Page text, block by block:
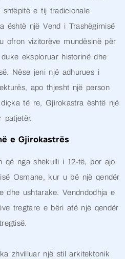
shtëpitë e tij tradicionale
është një Vend i Trashëgimisë
ofron vizitorëve mundësinë për
eksploruar historinë dhe
Nëse jeni një adhurues i
apo thjesht një person
të re, Gjirokastra është një
patjetër.
e Gjirokastrës
që nga shekulli i 12-të, por ajo
Osmane, kur u bë një qendër
dhe ushtarake. Vendndodhja e
tregtare e bëri atë një qendër
zhvilluar një stil arkitektonik